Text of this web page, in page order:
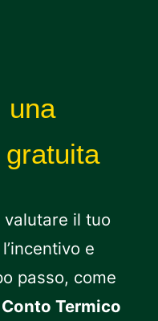
una
il tuo
e
passo, come
Conto Termico